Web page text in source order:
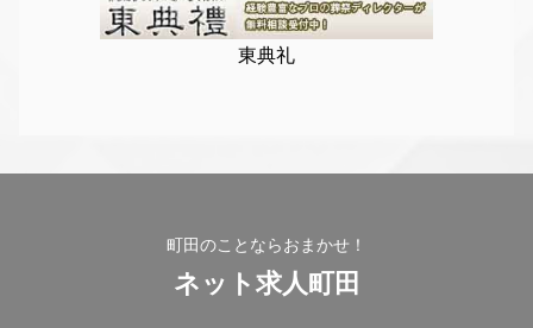
東典礼
町田のことならおまかせ！
ネット求人町田